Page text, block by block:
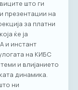
што ги
презентации на
за платни
ќе ја
и инстант
на КИБС
и влијанието
динамика.
ни